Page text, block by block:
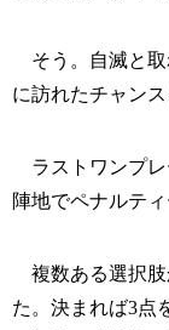
そう。自滅と取
に訪れたチャン
ラストワンプレ
陣地でペナルテ
複数ある選択肢
た。決まれば3点